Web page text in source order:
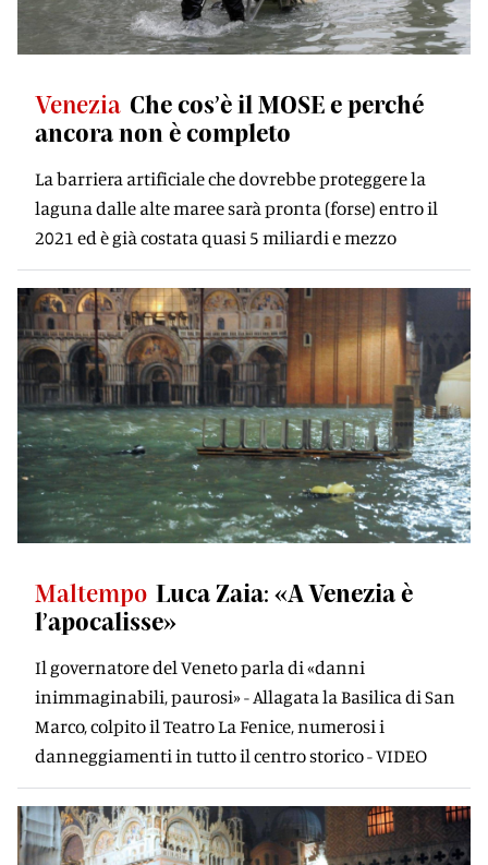
Venezia Che cos’è il MOSE e perché
ancora non è completo
La barriera artificiale che dovrebbe proteggere la
laguna dalle alte maree sarà pronta (forse) entro il
2021 ed è già costata quasi 5 miliardi e mezzo
Maltempo Luca Zaia: «A Venezia è
l’apocalisse»
Il governatore del Veneto parla di «danni
inimmaginabili, paurosi» - Allagata la Basilica di San
Marco, colpito il Teatro La Fenice, numerosi i
danneggiamenti in tutto il centro storico - VIDEO